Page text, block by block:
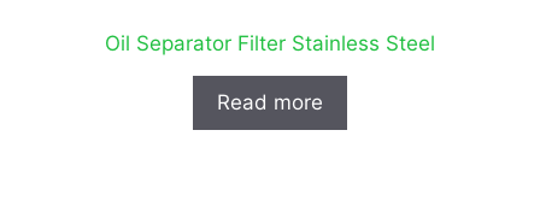
Oil Separator Filter Stainless Steel
Read more